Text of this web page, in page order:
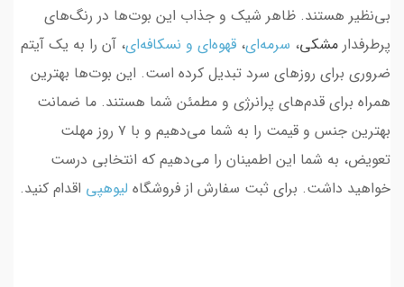
بی‌نظیر هستند. ظاهر شیک و جذاب این بوت‌ها در رنگ‌های
پرطرفدار مشکی، سرمه‌ای، قهوه‌ای و نسکافه‌ای، آن را به یک آیتم
ضروری برای روزهای سرد تبدیل کرده است. این بوت‌ها بهترین
همراه برای قدم‌های پرانرژی و مطمئن شما هستند. ما ضمانت
بهترین جنس و قیمت را به شما می‌دهیم و با ۷ روز مهلت
تعویض، به شما این اطمینان را می‌دهیم که انتخابی درست
خواهید داشت. برای ثبت سفارش از فروشگاه لیوهپی اقدام کنید.